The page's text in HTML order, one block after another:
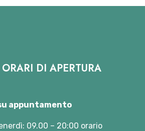
ORARI DI APERTURA
appuntamento
09.00 – 20:00 orario